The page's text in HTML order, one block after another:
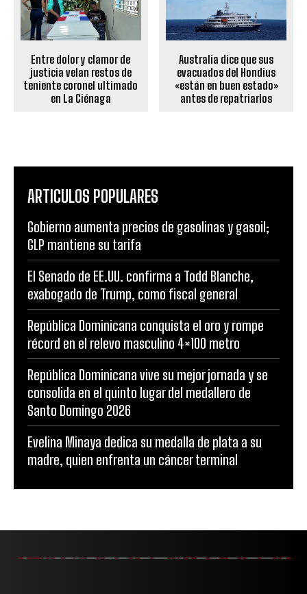
Entre dolor y clamor de
justicia velan restos de
teniente coronel ultimado
en La Ciénaga
Australia dice que sus
evacuados del Hondius
«están en buen estado»
antes de repatriarlos
ARTICULOS POPULARES
Gobierno aumenta precios de gasolinas y gasoil;
GLP mantiene su tarifa
El Senado de EE.UU. confirma a Todd Blanche,
exabogado de Trump, como fiscal general
República Dominicana conquista el oro y rompe
récord en el relevo masculino 4×100 metro
República Dominicana vive su mejor jornada y se
consolida en el quinto lugar del medallero de
Santo Domingo 2026
Evelina Minaya dedica su medalla de plata a su
madre, quien enfrenta un cáncer terminal